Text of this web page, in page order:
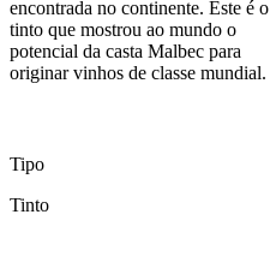
encontrada no continente. Este é o
tinto que mostrou ao mundo o
potencial da casta Malbec para
originar vinhos de classe mundial.
Tipo
Tinto